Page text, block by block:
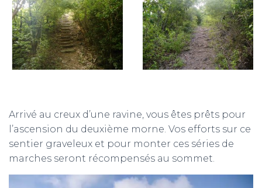
Arrivé au creux d’une ravine, vous êtes prêts pour
l’ascension du deuxième morne. Vos efforts sur ce
sentier graveleux et pour monter ces séries de
marches seront récompensés au sommet.